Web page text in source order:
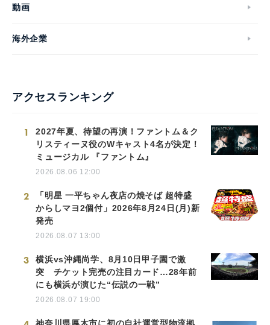
動画
海外企業
アクセスランキング
1
2027年夏、待望の再演！ファントム＆ク
リスティーヌ役のWキャスト4名が決定！
ミュージカル 『ファントム』
2026.08.06 12:00
2
「明星 一平ちゃん夜店の焼そば 超特盛
からしマヨ2個付」2026年8月24日(月)新
発売
2026.08.07 13:00
3
横浜vs沖縄尚学、8月10日甲子園で激
突 チケット完売の注目カード…28年前
にも横浜が演じた“伝説の一戦”
2026.08.07 19:00